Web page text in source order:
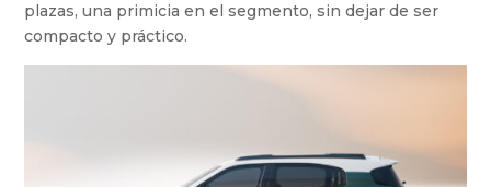
plazas, una primicia en el segmento, sin dejar de ser
compacto y práctico.